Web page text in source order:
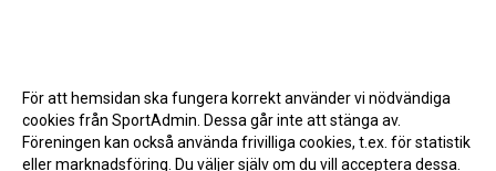
För att hemsidan ska fungera korrekt använder vi nödvändiga
cookies från SportAdmin. Dessa går inte att stänga av.
Föreningen kan också använda frivilliga cookies, t.ex. för statistik
eller marknadsföring. Du väljer själv om du vill acceptera dessa.